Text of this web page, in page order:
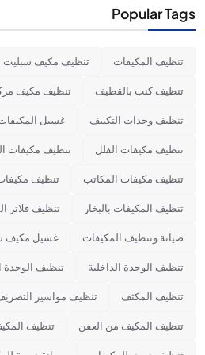
Popular Tags
تنظيف المكيفات تنظيف مكيف سبليت
تنظيف كنب بالقطيف تنظيف مكيف
تنظيف وحدات التكييف غسيل
تنظيف مكيفات الفلل تنظيف مكيفات
تنظيف مكيفات المكاتب تنظيف
تنظيف المكيفات بالبخار تنظيف فلاتر
صيانة وتنظيف المكيفات غسيل مكيف
تنظيف الوحدة الداخلية تنظيف الوحدة
تنظيف المكثف تنظيف مواسير
تنظيف المكيف من العفن تنظيف